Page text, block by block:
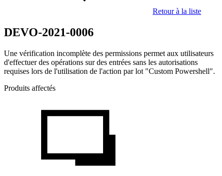
Retour à la liste
DEVO-2021-0006
Une vérification incomplète des permissions permet aux utilisateurs
d'effectuer des opérations sur des entrées sans les autorisations
requises lors de l'utilisation de l'action par lot "Custom Powershell".
Produits affectés